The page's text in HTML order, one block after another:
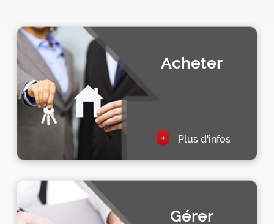
Acheter
+ Plus d'infos
Gérer